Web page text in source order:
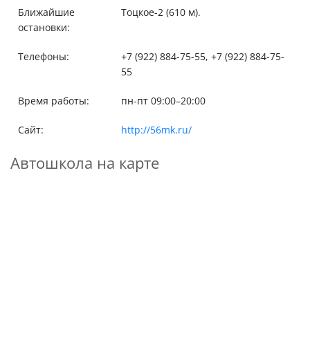
Ближайшие
остановки:
Тоцкое-2 (610 м).
Телефоны:
+7 (922) 884-75-55, +7 (922) 884-75-
55
Время работы: пн-пт 09:00–20:00
Сайт: http://56mk.ru/
Автошкола на карте